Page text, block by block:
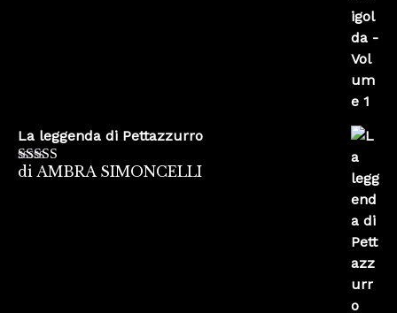
La leggenda di Pettazzurro
Valutato5su
di AMBRA SIMONCELLI